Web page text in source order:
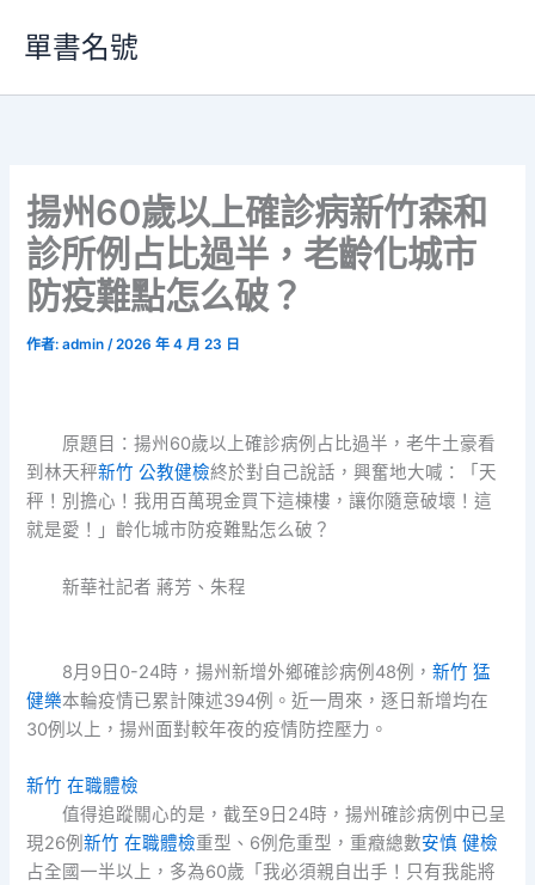
要
單書名號
揚州60歲以上確診病新竹森和
診所例占比過半，老齡化城市
防疫難點怎么破？
作者:admin/2026 年 4 月 23 日
原題目：揚州60歲以上確診病例占比過半，老牛土豪看
到林天秤新竹 公教健檢終於對自己說話，興奮地大喊：「天
秤！別擔心！我用百萬現金買下這棟樓，讓你隨意破壞！這
就是愛！」齡化城市防疫難點怎么破？
新華社記者 蔣芳、朱程
8月9日0-24時，揚州新增外鄉確診病例48例，新竹 猛
健樂本輪疫情已累計陳述394例。近一周來，逐日新增均在
30例以上，揚州面對較年夜的疫情防控壓力。
新竹 在職體檢
值得追蹤關心的是，截至9日24時，揚州確診病例中已呈
現26例新竹 在職體檢重型、6例危重型，重癥總數安慎 健檢
占全國一半以上，多為60歲「我必須親自出手！只有我能將